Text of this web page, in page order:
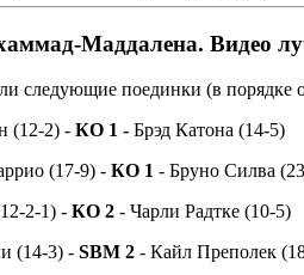
Маддалена. Видео
следующие поединки (в порядке
(12-2) - КО 1 - Брэд Катона (14-5)
(17-9) - КО 1 - Бруно Силва
2-1) - КО 2 - Чарли Радтке (10-5)
(14-3) - SBM 2 - Кайл Преполек